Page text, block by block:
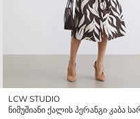
LCW STUDIO